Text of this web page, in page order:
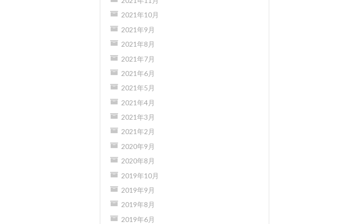
2021年10月
2021年9月
2021年8月
2021年7月
2021年6月
2021年5月
2021年4月
2021年3月
2021年2月
2020年9月
2020年8月
2019年10月
2019年9月
2019年8月
2019年6月